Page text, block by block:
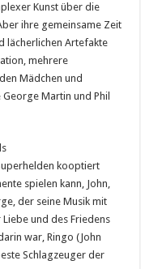
Kunst über die
ihre gemeinsame Zeit
lächerlichen Artefakte
mehrere
Mädchen und
Martin und Phil
kooptiert
spielen kann, John,
der seine Musik mit
und des Friedens
war, Ringo (John
Schlagzeuger der